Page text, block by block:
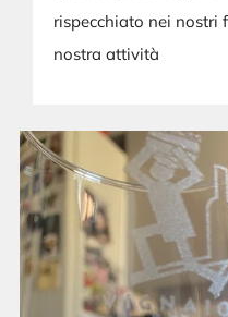
rispecchiato nei
nostra attività